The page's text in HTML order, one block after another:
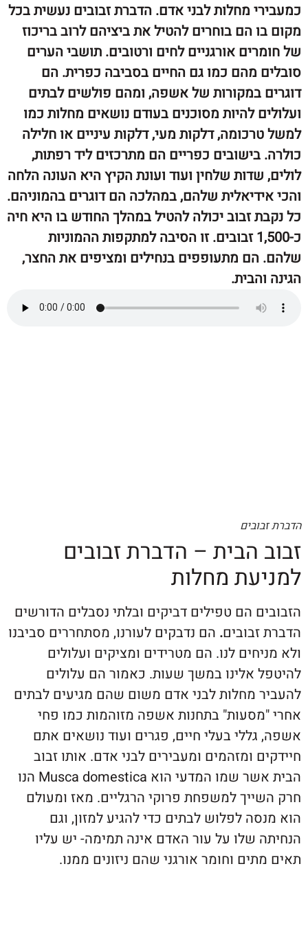
מחלות לבני אדם. הדברת זבובים נעשית בכל
הם בוחרים להטיל את ביציהם לרוב בריכוז
אורגניים לחים ורטובים. תושבי הערים
מהם כמו גם החיים בסביבה כפרית. הם
במקורות של אשפה, ומהם פולשים לבתים
להיות מסוכנים בעודם נושאים מחלות כמו
דלקות מעי, דלקות עיניים או חלילה
כפריים הם מתרכזים ליד רפתות,
שלחין ועוד ועונת הקיץ היא העונה הלחה
שלהם, במהלכה הם דוגרים בהמוניהם.
זבוב יכולה להטיל במהלך החודש בו היא חיה
כ-1,500 זבובים. זו הסיבה למתקפות ההמוניות
מתעופפים בנחילים ומציפים את החצר,
הבית – הדברת זבובים
מחלות
הם טפילים דביקים ובלתי נסבלים הדורשים
.הם נדבקים לעורנו, מסתחררים סביבנו
לנו. הם מטרידים ומציקים ועלולים
אלינו במשך שעות. כאמור הם עלולים
מחלות לבני אדם משום שהם מגיעים לבתים
בתחנות אשפה מזוהמות כמו פחי
בעלי חיים, פגרים ועוד נושאים אתם
ומזהמים ומעבירים לבני אדם. אותו זבוב
הבית אשר שמו המדעי הוא Musca domestica הנו
למשפחת פרוקי הרגליים. מאז ומעולם
לפלוש לבתים כדי להגיע למזון, וגם
שלו על עור האדם אינה תמימה- יש עליו
וחומר אורגני שהם ניזונים ממנו.